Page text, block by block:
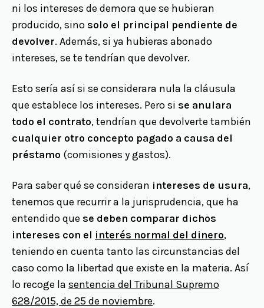
ni los intereses de demora que se hubieran
producido, sino solo el principal pendiente de
devolver. Además, si ya hubieras abonado
intereses, se te tendrían que devolver.
Esto sería así si se considerara nula la cláusula
que establece los intereses. Pero si se anulara
todo el contrato, tendrían que devolverte también
cualquier otro concepto pagado a causa del
préstamo (comisiones y gastos).
Para saber qué se consideran intereses de usura,
tenemos que recurrir a la jurisprudencia, que ha
entendido que se deben comparar dichos
intereses con el interés normal del dinero,
teniendo en cuenta tanto las circunstancias del
caso como la libertad que existe en la materia. Así
lo recoge la sentencia del Tribunal Supremo
628/2015, de 25 de noviembre.